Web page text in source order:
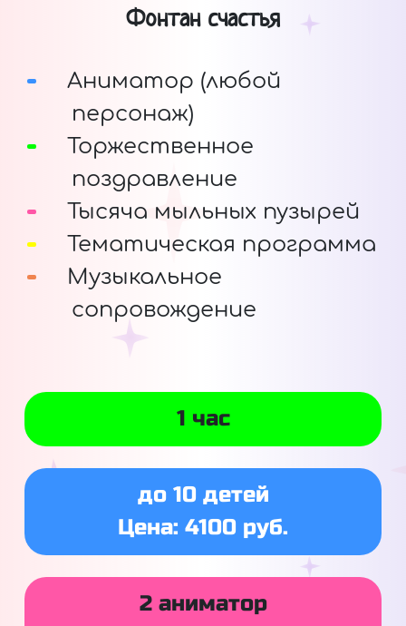
Фонтан счастья
Аниматор (любой
персонаж)
Торжественное
поздравление
Тысяча мыльных пузырей
Тематическая программа
Музыкальное
сопровождение
1 час
до 10 детей
Цена: 4100 руб.
2 аниматор